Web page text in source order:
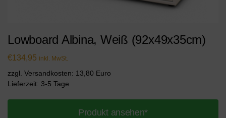
Lowboard Albina, Weiß (92x49x35cm)
€134,95 inkl. MwSt.
zzgl. Versandkosten: 13,80 Euro
Lieferzeit: 3-5 Tage
Produkt ansehen*